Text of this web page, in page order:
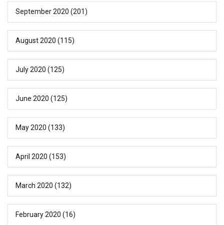
September 2020 (201)
August 2020 (115)
July 2020 (125)
June 2020 (125)
May 2020 (133)
April 2020 (153)
March 2020 (132)
February 2020 (16)